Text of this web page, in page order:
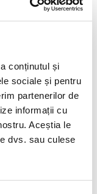
conținutul și
sociale și pentru
partenerilor de
informații cu
Aceștia le
dvs. sau culese
0   